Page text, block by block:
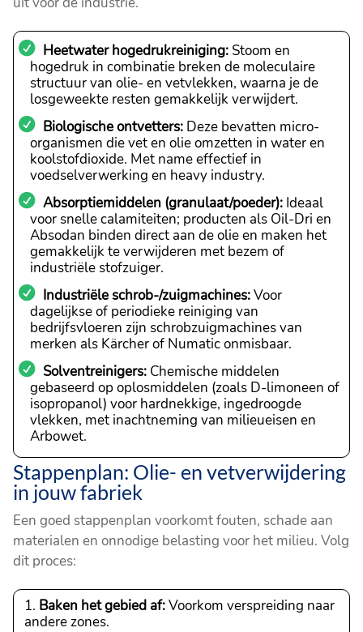
Heetwater hogedrukreiniging: Stoom en
hogedruk in combinatie breken de moleculaire
structuur van olie- en vetvlekken, waarna je de
losgeweekte resten gemakkelijk verwijdert.
Biologische ontvetters: Deze bevatten micro-
organismen die vet en olie omzetten in water en
koolstofdioxide. Met name effectief in
voedselverwerking en heavy industry.
Absorptiemiddelen (granulaat/poeder): Ideaal
voor snelle calamiteiten; producten als Oil-Dri en
Absodan binden direct aan de olie en maken het
gemakkelijk te verwijderen met bezem of
industriële stofzuiger.
Industriële schrob-/zuigmachines:Voor
dagelijkse of periodieke reiniging van
bedrijfsvloeren zijn schrobzuigmachines van
merken als Kärcher of Numatic onmisbaar.
Solventreinigers: Chemische middelen
gebaseerd op oplosmiddelen (zoals D-limoneen of
isopropanol) voor hardnekkige, ingedroogde
vlekken, met inachtneming van milieueisen en
Arbowet.
Stappenplan: Olie- en vetverwijdering
in jouw fabriek
Een goed stappenplan voorkomt fouten, schade aan
materialen en onnodige belasting voor het milieu. Volg
dit proces:
Baken het gebied af:Voorkom verspreiding naar
andere zones.